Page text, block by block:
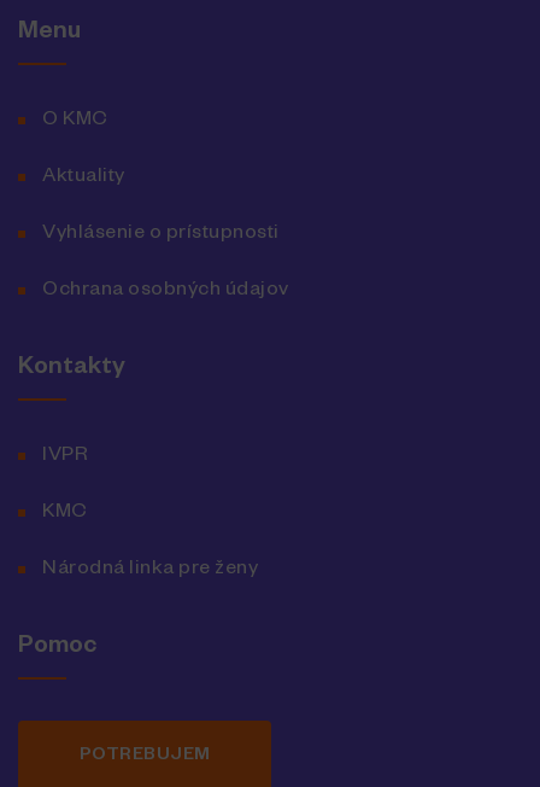
Menu
O KMC
Aktuality
Vyhlásenie o prístupnosti
Ochrana osobných údajov
Kontakty
IVPR
KMC
Národná linka pre ženy
Pomoc
POTREBUJEM